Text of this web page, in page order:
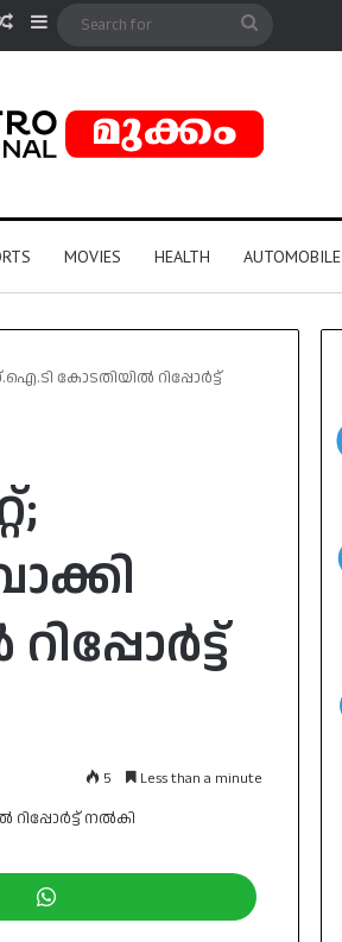
Random Article
Sidebar
Search
MOVIES HEALTH AUTOMOBILE
കോടതിയിൽ റിപ്പോർട്ട്
5 Less than a minute